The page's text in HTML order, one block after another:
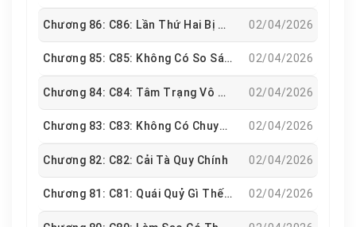
Chương 86: C86: Lần Thứ Hai Bị Giết 02/04/2026
Chương 85: C85: Không Có So Sánh Thì Không Có Đau Thương 02/04/2026
Chương 84: C84: Tâm Trạng Vô Cùng Tốt Đẹp 02/04/2026
Chương 83: C83: Không Có Chuyện Gì Chứ 02/04/2026
Chương 82: C82: Cải Tà Quy Chính 02/04/2026
Chương 81: C81: Quái Quỷ Gì Thế Này 02/04/2026